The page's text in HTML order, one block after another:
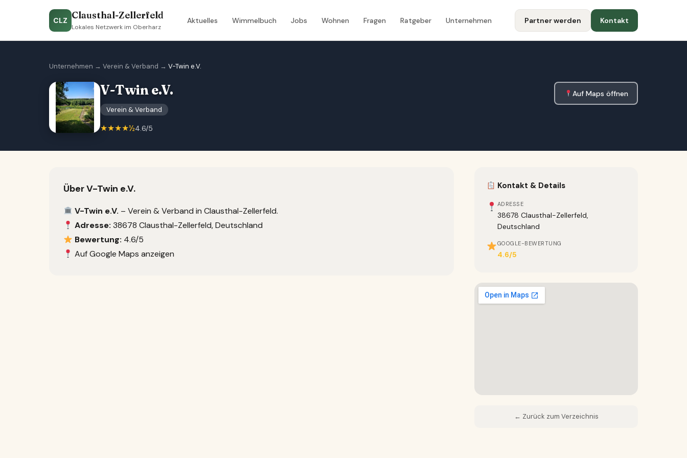
CLZ Clausthal-Zellerfeld
Lokales Netzwerk im Oberharz
Aktuelles Wimmelbuch Jobs Wohnen Fragen Ratgeber Unternehmen Partner werden Kontakt
Unternehmen → Verein & Verband → V-Twin e.V.
V-Twin e.V.
Verein & Verband
★★★★½4.6/5
Auf Maps öffnen
Über V-Twin e.V.
V-Twin e.V. – Verein & Verband in Clausthal-Zellerfeld.
Adresse: 38678 Clausthal-Zellerfeld, Deutschland
Bewertung: 4.6/5
Auf Google Maps anzeigen
Kontakt & Details
ADRESSE
38678 Clausthal-Zellerfeld,
Deutschland
GOOGLE-BEWERTUNG
4.6/5
← Zurück zum Verzeichnis